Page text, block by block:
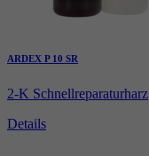
ARDEX P 10 SR
2-K Schnellreparaturharz
Details